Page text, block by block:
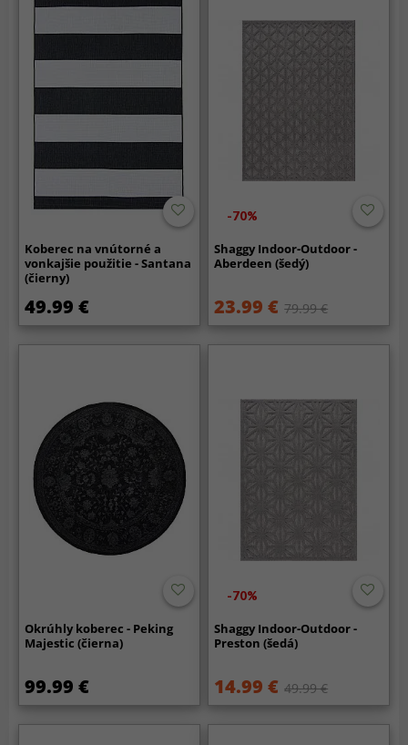
Koberec na vnútorné a
vonkajšie použitie - Santana
(čierny)
49.99 €
-70%
Shaggy Indoor-Outdoor -
Aberdeen (šedý)
23.99 € 79.99 €
Okrúhly koberec - Peking
Majestic (čierna)
99.99 €
-70%
Shaggy Indoor-Outdoor -
Preston (šedá)
14.99 € 49.99 €